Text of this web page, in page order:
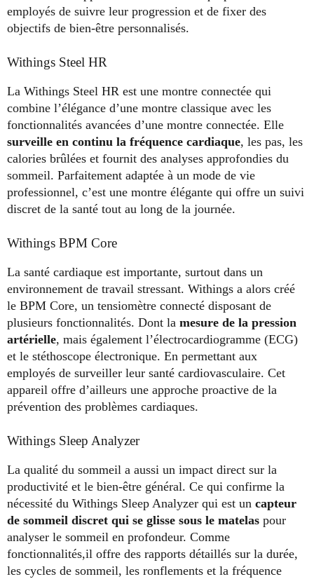
employés de suivre leur progression et de fixer des
objectifs de bien-être personnalisés.
Withings Steel HR
La Withings Steel HR est une montre connectée qui
combine l’élégance d’une montre classique avec les
fonctionnalités avancées d’une montre connectée. Elle
surveille en continu la fréquence cardiaque, les pas, les
calories brûlées et fournit des analyses approfondies du
sommeil. Parfaitement adaptée à un mode de vie
professionnel, c’est une montre élégante qui offre un suivi
discret de la santé tout au long de la journée.
Withings BPM Core
La santé cardiaque est importante, surtout dans un
environnement de travail stressant. Withings a alors créé
le BPM Core, un tensiomètre connecté disposant de
plusieurs fonctionnalités. Dont la mesure de la pression
artérielle, mais également l’électrocardiogramme (ECG)
et le stéthoscope électronique. En permettant aux
employés de surveiller leur santé cardiovasculaire. Cet
appareil offre d’ailleurs une approche proactive de la
prévention des problèmes cardiaques.
Withings Sleep Analyzer
La qualité du sommeil a aussi un impact direct sur la
productivité et le bien-être général. Ce qui confirme la
nécessité du Withings Sleep Analyzer qui est un capteur
de sommeil discret qui se glisse sous le matelas pour
analyser le sommeil en profondeur. Comme
fonctionnalités,il offre des rapports détaillés sur la durée,
les cycles de sommeil, les ronflements et la fréquence